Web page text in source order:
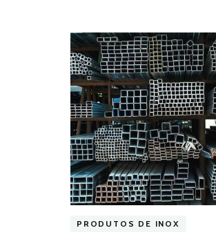
PRODUTOS DE INOX